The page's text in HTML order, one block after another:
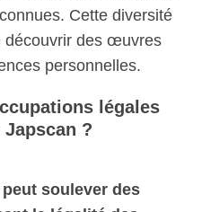
Cette diversité
découvrir des œuvres
personnelles.
légales
Japscan ?
soulever des